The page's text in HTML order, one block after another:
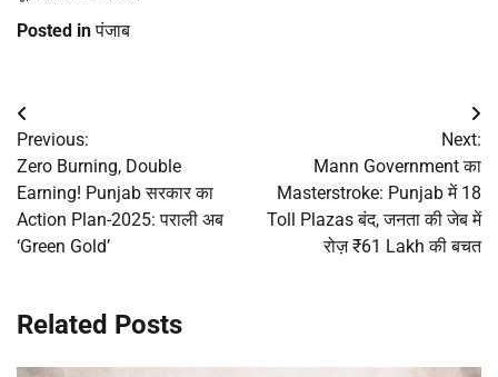
Posted inपंजाब
Post
navigation
Previous:
Zero Burning, Double
Earning! Punjab सरकार का
Action Plan-2025: पराली अब
‘Green Gold’
Next:
Mann Government का
Masterstroke: Punjab में 18
Toll Plazas बंद, जनता की जेब में
रोज़ ₹61 Lakh की बचत
Related Posts